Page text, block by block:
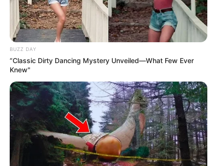
BUZZ DAY
“Classic Dirty Dancing Mystery Unveiled—What Few Ever
Knew"